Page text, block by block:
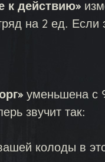
к действию»
на 2 ед. Если
уменьшена с
звучит так:
колоды в